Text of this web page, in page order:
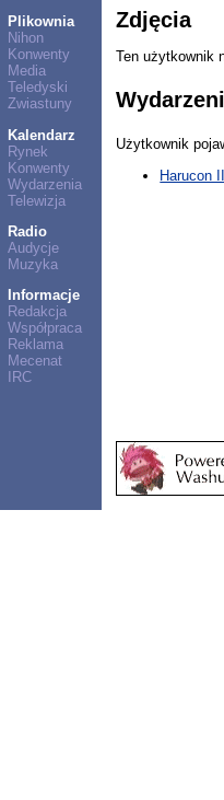
Plikownia
Nihon
Konwenty
Media
Teledyski
Zwiastuny
Kalendarz
Rynek
Konwenty
Wydarzenia
Telewizja
Radio
Audycje
Muzyka
Informacje
Redakcja
Współpraca
Reklama
Mecenat
IRC
Zdjęcia
Ten użytkownik
Użytkownik
Harucon II